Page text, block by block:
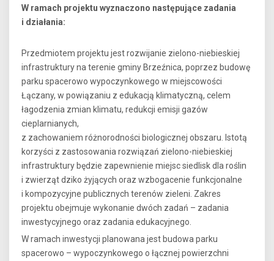
W ramach projektu wyznaczono następujące zadania
i działania:
Przedmiotem projektu jest rozwijanie zielono-niebieskiej
infrastruktury na terenie gminy Brzeźnica, poprzez budowę
parku spacerowo wypoczynkowego w miejscowości
Łączany, w powiązaniu z edukacją klimatyczną, celem
łagodzenia zmian klimatu, redukcji emisji gazów
cieplarnianych,
z zachowaniem różnorodności biologicznej obszaru. Istotą
korzyści z zastosowania rozwiązań zielono-niebieskiej
infrastruktury będzie zapewnienie miejsc siedlisk dla roślin
i zwierząt dziko żyjących oraz wzbogacenie funkcjonalne
i kompozycyjne publicznych terenów zieleni. Zakres
projektu obejmuje wykonanie dwóch zadań – zadania
inwestycyjnego oraz zadania edukacyjnego.
W ramach inwestycji planowana jest budowa parku
spacerowo – wypoczynkowego o łącznej powierzchni